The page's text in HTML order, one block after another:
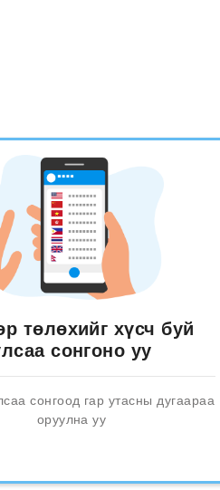
төлөхийг хүсч буй
сонгоно уу
сонгоод гар утасны дугаараа
оруулна уу